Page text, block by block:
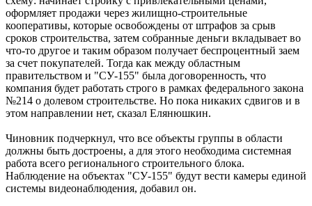
оформляет продажи через жилищно-строительные
кооперативы, которые освобождены от штрафов за срыв
сроков строительства, затем собранные деньги вкладывает во
что-то другое и таким образом получает беспроцентный заем
за счет покупателей. Тогда как между областным
правительством и "СУ-155" была договоренность, что
компания будет работать строго в рамках федерального закона
№214 о долевом строительстве. Но пока никаких сдвигов и в
этом направлении нет, сказал Елянюшкин.
Чиновник подчеркнул, что все объекты группы в области
должны быть достроены, а для этого необходима системная
работа всего регионального строительного блока.
Наблюдение на объектах "СУ-155" будут вести камеры единой
системы видеонаблюдения, добавил он.